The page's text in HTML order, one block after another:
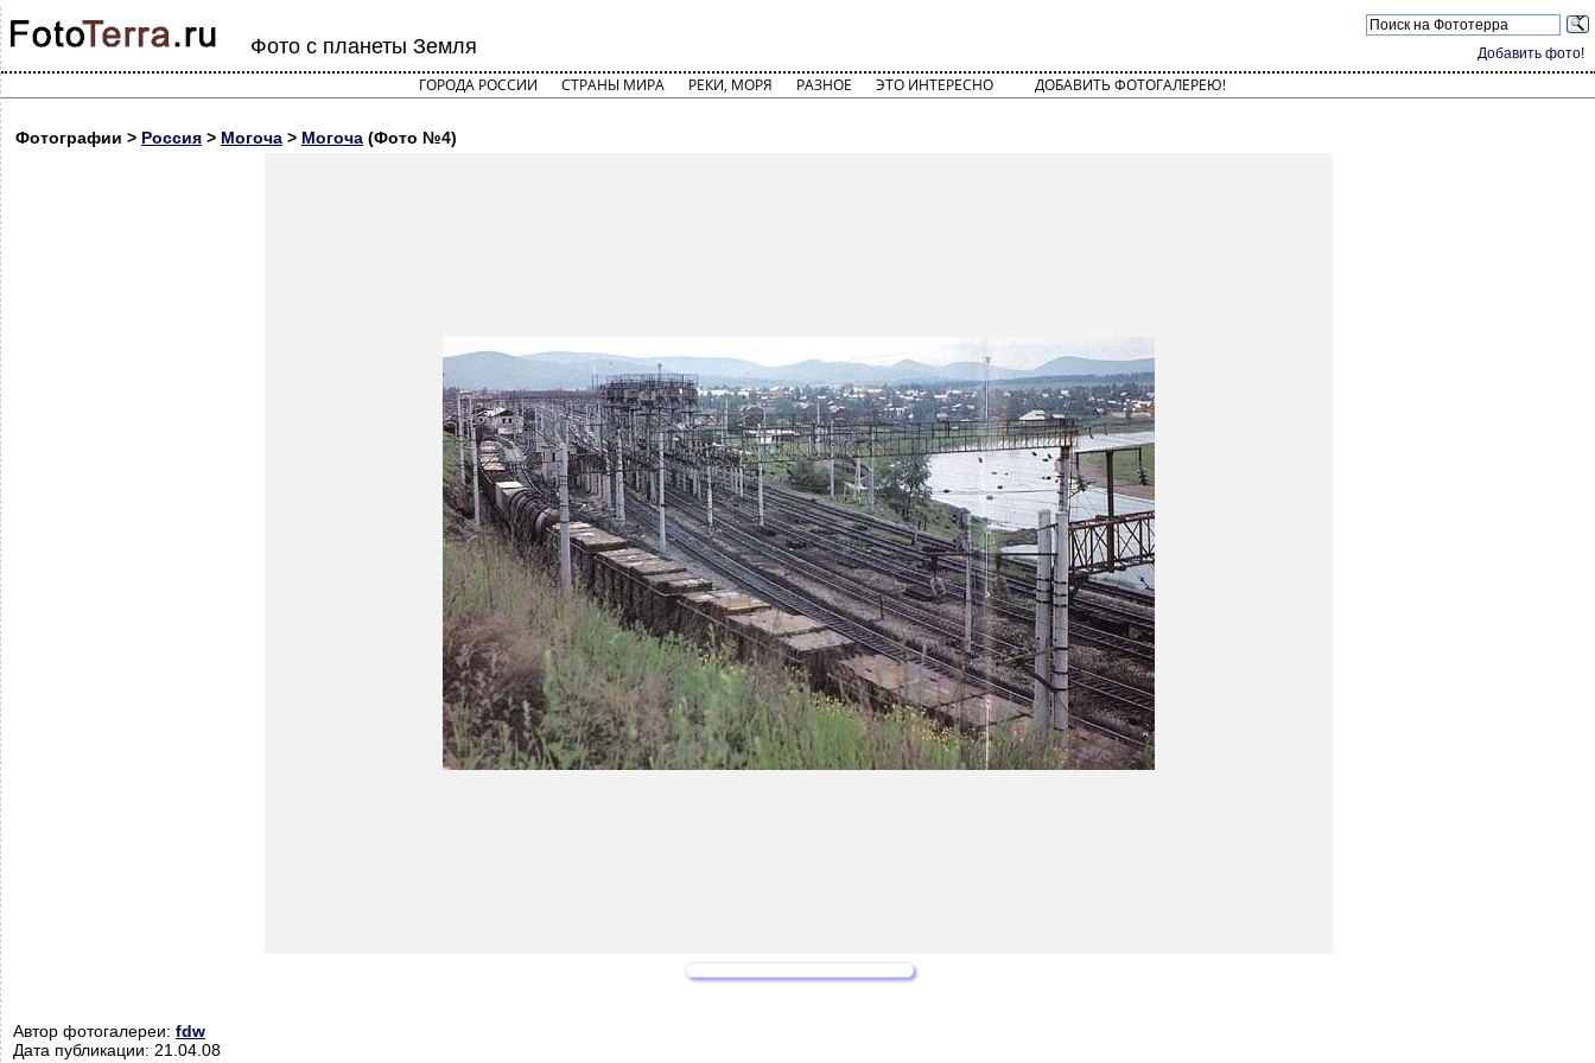
Добавить фото!
Фото с планеты Земля
ГОРОДА РОССИИ СТРАНЫ МИРА РЕКИ, МОРЯ РАЗНОЕ ЭТО ИНТЕРЕСНО ДОБАВИТЬ ФОТОГАЛЕРЕЮ!
Фотографии > Россия > Могоча > Могоча (Фото №4)
Автор фотогалереи: fdw
Дата публикации: 21.04.08